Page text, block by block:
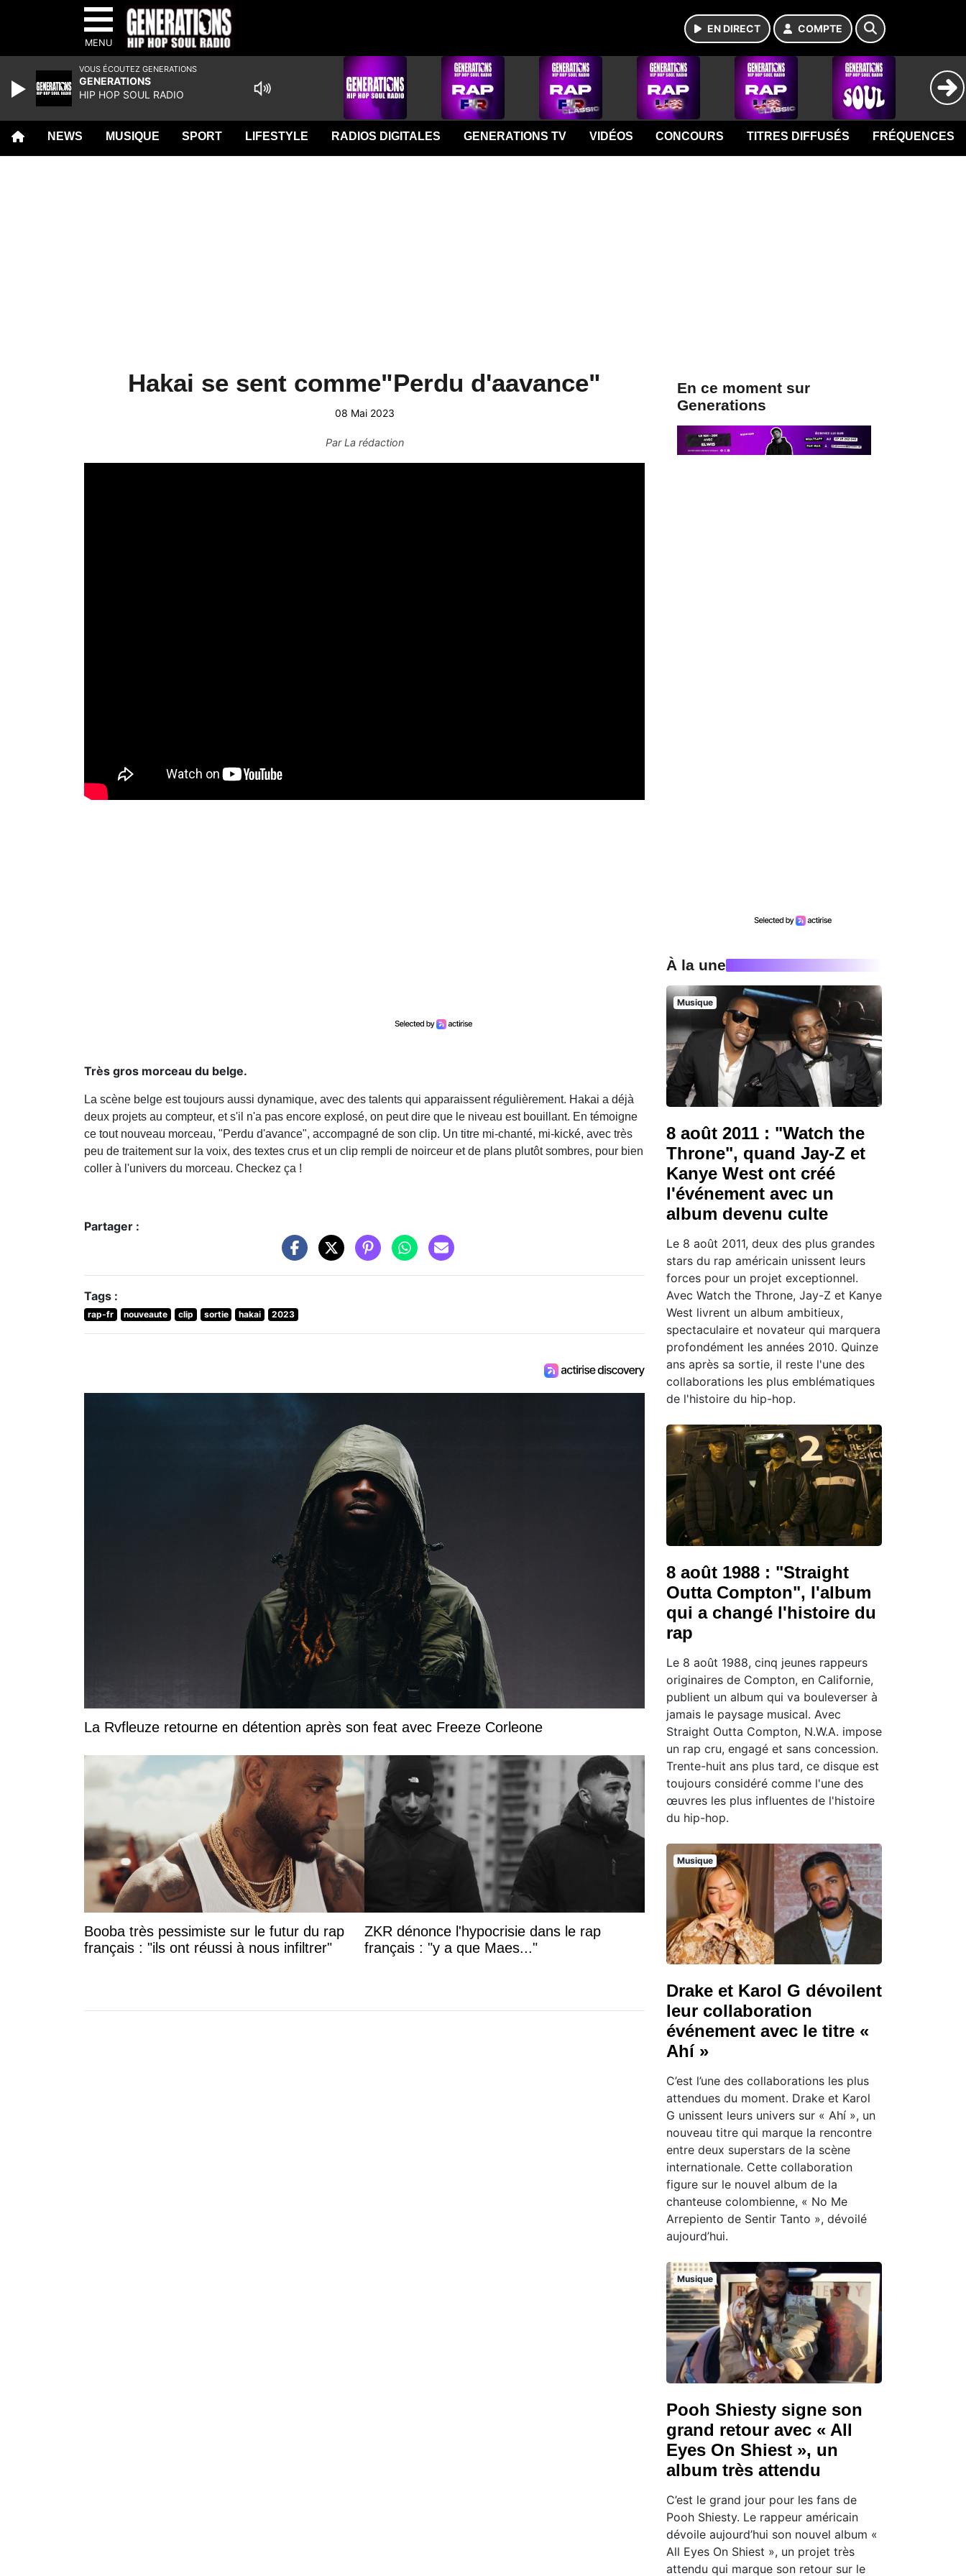
MENU
EN DIRECT COMPTE
NEWS MUSIQUE SPORT LIFESTYLE RADIOS DIGITALES GENERATIONS TV VIDÉOS CONCOURS TITRES DIFFUSÉS FRÉQUENCES
Hakai se sent comme"Perdu d'aavance"
08 Mai 2023
ParLa rédaction
Très gros morceau du belge.
La scène belge est toujours aussi dynamique, avec des talents qui apparaissent régulièrement. Hakai a déjà
deux projets au compteur, et s'il n'a pas encore explosé, on peut dire que le niveau est bouillant. En témoigne
ce tout nouveau morceau, "Perdu d'avance", accompagné de son clip. Un titre mi-chanté, mi-kické, avec très
peu de traitement sur la voix, des textes crus et un clip rempli de noirceur et de plans plutôt sombres, pour bien
coller à l'univers du morceau. Checkez ça !
Partager :
Tags :
rap-fr nouveaute clip sortie hakai 2023
La Rvfleuze retourne en détention après son feat avec Freeze Corleone
Booba très pessimiste sur le futur du rap
français : "ils ont réussi à nous infiltrer"
ZKR dénonce l'hypocrisie dans le rap
français : "y a que Maes..."
En ce moment sur
Generations
À la une
Musique
8 août 2011 : "Watch the
Throne", quand Jay-Z et
Kanye West ont créé
l'événement avec un
album devenu culte
Le 8 août 2011, deux des plus grandes
stars du rap américain unissent leurs
forces pour un projet exceptionnel.
Avec Watch the Throne, Jay-Z et Kanye
West livrent un album ambitieux,
spectaculaire et novateur qui marquera
profondément les années 2010. Quinze
ans après sa sortie, il reste l'une des
collaborations les plus emblématiques
de l'histoire du hip-hop.
8 août 1988 : "Straight
Outta Compton", l'album
qui a changé l'histoire du
rap
Le 8 août 1988, cinq jeunes rappeurs
originaires de Compton, en Californie,
publient un album qui va bouleverser à
jamais le paysage musical. Avec
Straight Outta Compton, N.W.A. impose
un rap cru, engagé et sans concession.
Trente-huit ans plus tard, ce disque est
toujours considéré comme l'une des
œuvres les plus influentes de l'histoire
du hip-hop.
Musique
Drake et Karol G dévoilent
leur collaboration
événement avec le titre «
Ahí »
C’est l’une des collaborations les plus
attendues du moment. Drake et Karol
G unissent leurs univers sur « Ahí », un
nouveau titre qui marque la rencontre
entre deux superstars de la scène
internationale. Cette collaboration
figure sur le nouvel album de la
chanteuse colombienne, « No Me
Arrepiento de Sentir Tanto », dévoilé
aujourd’hui.
Musique
Pooh Shiesty signe son
grand retour avec « All
Eyes On Shiest », un
album très attendu
C’est le grand jour pour les fans de
Pooh Shiesty. Le rappeur américain
dévoile aujourd’hui son nouvel album «
All Eyes On Shiest », un projet très
attendu qui marque son retour sur le
VOUS ÉCOUTEZ GENERATIONS
GENERATIONS
HIP HOP SOUL RADIO